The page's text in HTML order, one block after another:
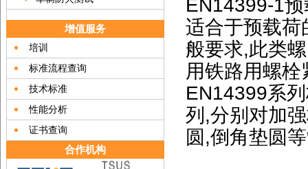
增值服务
培训
标准流程查询
技术标准
性能分析
证书查询
合作机构
EN14399-1
适合于预载荷
般要求,此类
用铁路用螺
EN14399系
列,分别对加
圆,倒角垫圆